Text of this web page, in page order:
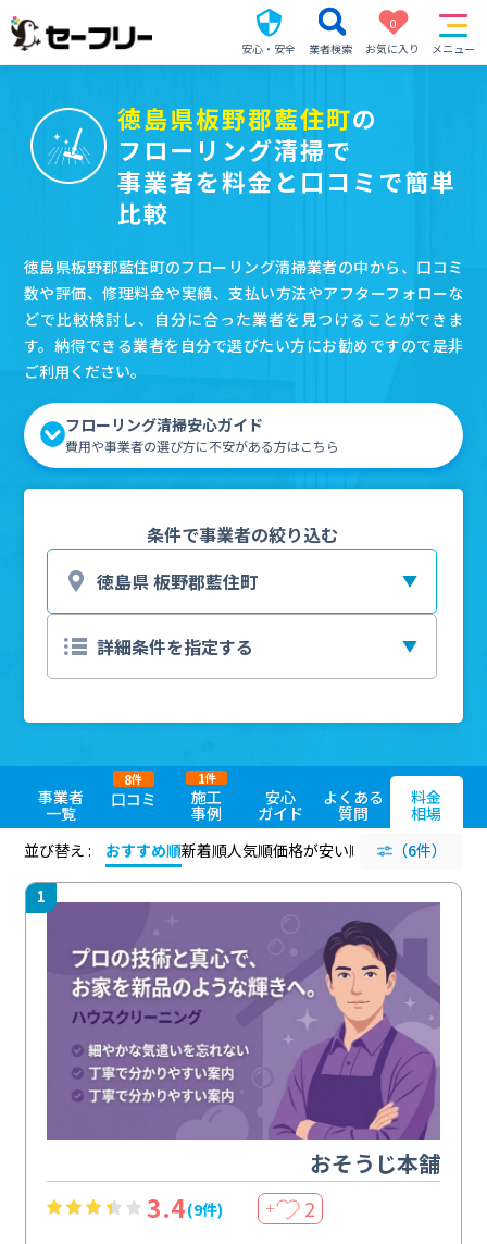
安心・安全 業者検索
0
お気に入り
メニュー
徳島県板野郡藍住町の
フローリング清掃で
事業者を料金と口コミで簡単
比較
徳島県板野郡藍住町のフローリング清掃業者の中から、口コミ
数や評価、修理料金や実績、支払い方法やアフターフォローな
どで比較検討し、自分に合った業者を見つけることができま
す。納得できる業者を自分で選びたい方にお勧めですので是非
ご利用ください。
フローリング清掃安心ガイド
費用や事業者の選び方に不安がある方はこちら
条件で事業者の絞り込む
事業者
一覧
口コミ
8件
施工
事例
1件
安心
ガイド
よくある
質問
料金
相場
並び替え :
おすすめ順新着順人気順価格が安い順 評価が高い順
（6件）
1
おそうじ本舗
3.4(9件) ＋ 2